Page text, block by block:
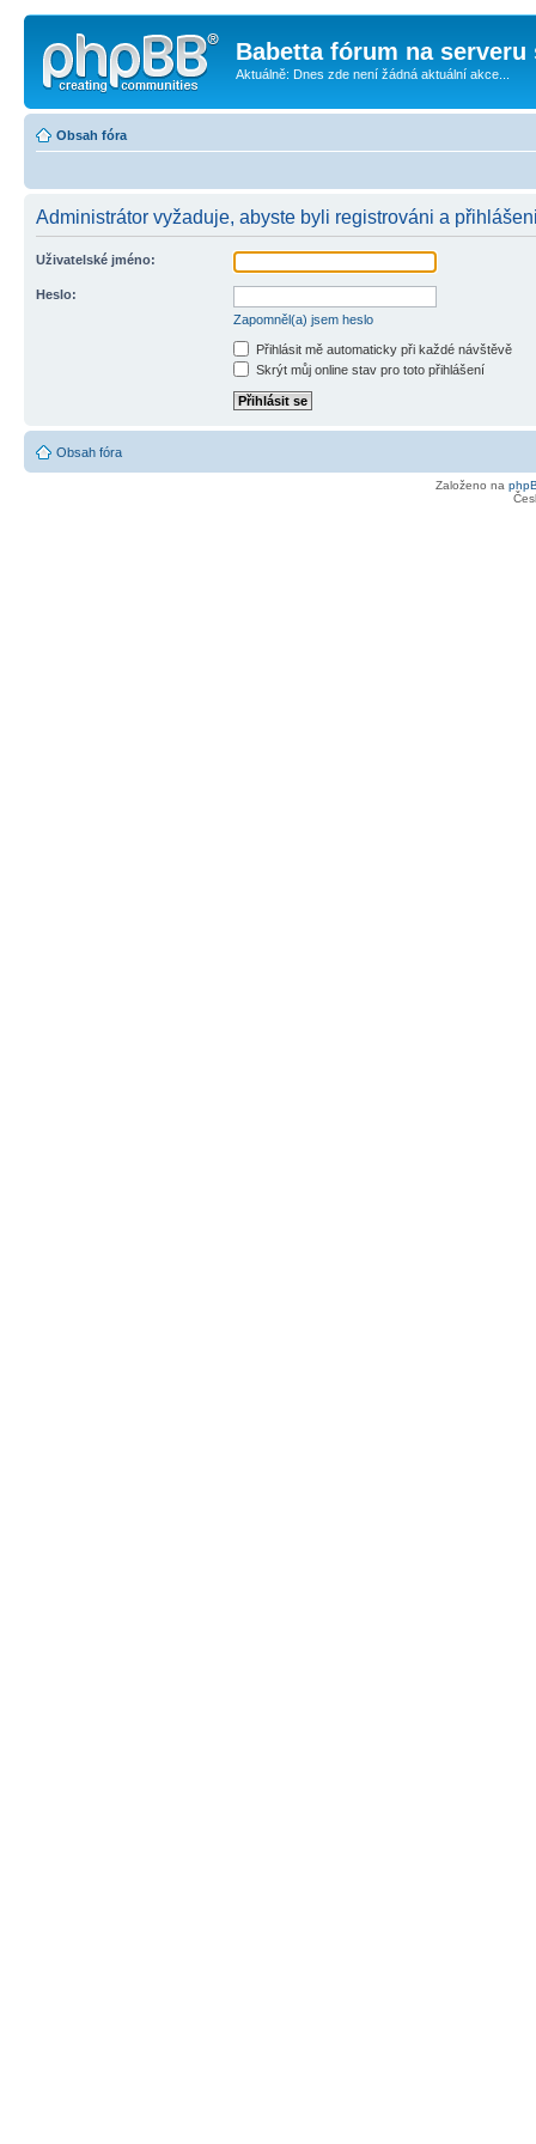
Babetta fórum na serveru
Aktuálně: Dnes zde není žádná aktuální akce...
Obsah fóra
Administrátor vyžaduje, abyste byli registrováni a
Uživatelské jméno:
Heslo:
Zapomněl(a) jsem heslo
Přihlásit mě automaticky při každé návštěvě
Skrýt můj online stav pro toto přihlášení
Obsah fóra
Založeno na